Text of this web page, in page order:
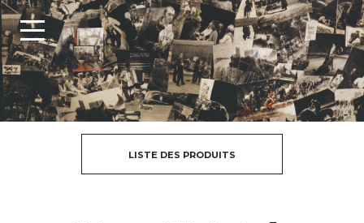
LISTE DES PRODUITS